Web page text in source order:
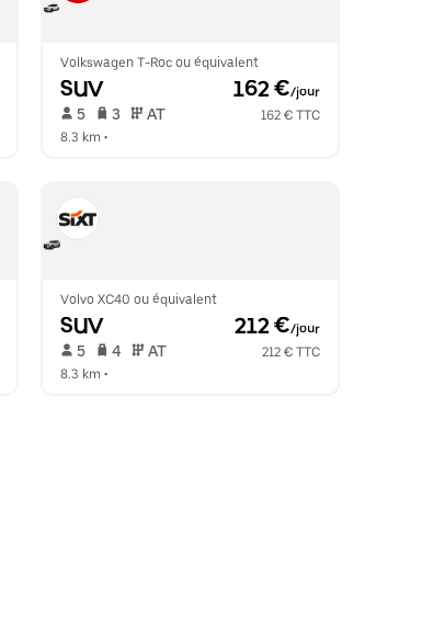
Volkswagen T-Roc ou équivalent
SUV 162 €/jour
5 3 AT
162 € TTC
8.3 km •
Volvo XC40 ou équivalent
SUV 212 €/jour
5 4 AT
212 € TTC
8.3 km •